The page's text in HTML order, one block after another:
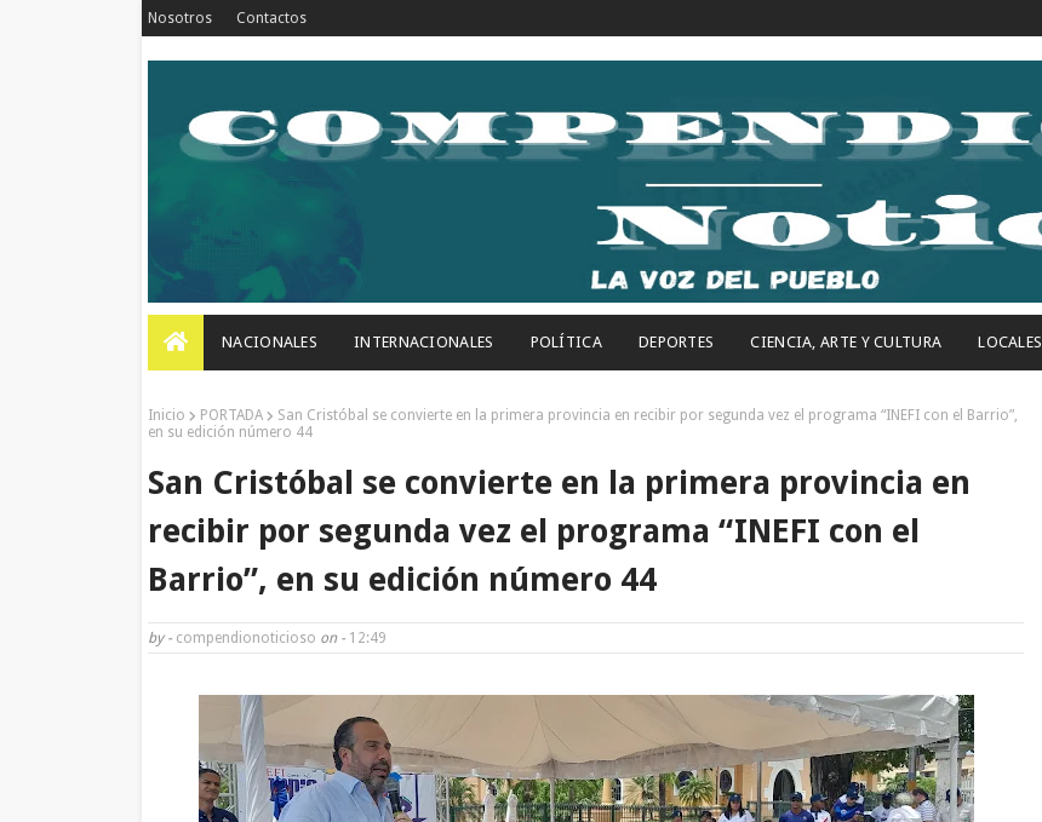
Nosotros Contactos
NACIONALES INTERNACIONALES POLÍTICA DEPORTES CIENCIA, ARTE Y CULTURA LOCALES
Inicio PORTADA
San Cristóbal se convierte en la primera provincia en recibir por segunda vez el programa “INEFI con el Barrio”,
en su edición número 44
San Cristóbal se convierte en la primera provincia en
recibir por segunda vez el programa “INEFI con el
Barrio”, en su edición número 44
by - compendionoticioso on - 12:49